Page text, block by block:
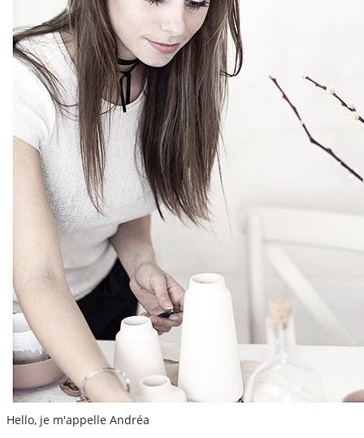
Hello, je m'appelle Andréa